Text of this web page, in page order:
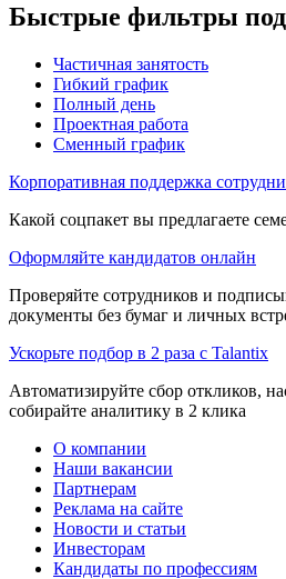
Быстрые фильтры
Частичная занятость
Гибкий график
Полный день
Проектная работа
Сменный график
Корпоративная поддержка
Какой соцпакет вы предлагаете
Оформляйте кандидатов онлайн
Проверяйте сотрудников и
документы без бумаг и личных
Ускорьте подбор в 2 раза с Talantix
Автоматизируйте сбор откликов,
собирайте аналитику в 2 клика
О компании
Наши вакансии
Партнерам
Реклама на сайте
Новости и статьи
Инвесторам
Кандидаты по профессиям